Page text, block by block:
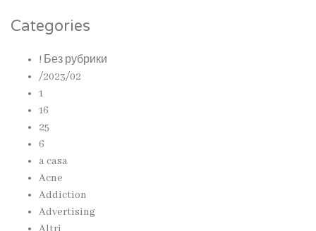
Categories
! Без рубрики
/2023/02
1
16
25
6
a casa
Acne
Addiction
Advertising